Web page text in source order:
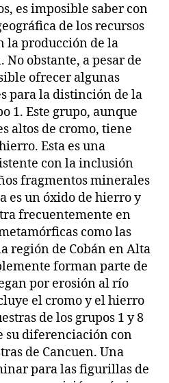
es imposible saber con
de los recursos
la producción de la
No obstante, a pesar de
ofrecer algunas
para la distinción de la
1. Este grupo, aunque
altos de cromo, tiene
Esta es una
con la inclusión
fragmentos minerales
es un óxido de hierro y
frecuentemente en
como las
región de Cobán en Alta
forman parte de
por erosión al río
el cromo y el hierro
de los grupos 1 y 8
su diferenciación con
de Cancuen. Una
para las figurillas de